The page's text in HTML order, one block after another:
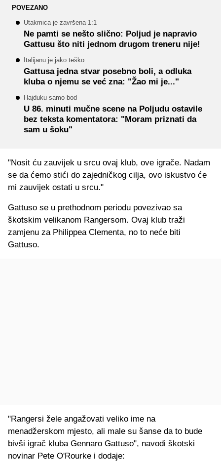
POVEZANO
Utakmica je završena 1:1
Ne pamti se nešto slično: Poljud je napravio
Gattusu što niti jednom drugom treneru nije!
Italijanu je jako teško
Gattusa jedna stvar posebno boli, a odluka
kluba o njemu se već zna: "Žao mi je..."
Hajduku samo bod
U 86. minuti mučne scene na Poljudu ostavile
bez teksta komentatora: "Moram priznati da
sam u šoku"
"Nosit ću zauvijek u srcu ovaj klub, ove igrače. Nadam
se da ćemo stići do zajedničkog cilja, ovo iskustvo će
mi zauvijek ostati u srcu."
Gattuso se u prethodnom periodu povezivao sa
škotskim velikanom Rangersom. Ovaj klub traži
zamjenu za Philippea Clementa, no to neće biti
Gattuso.
"Rangersi žele angažovati veliko ime na
menadžerskom mjesto, ali male su šanse da to bude
bivši igrač kluba Gennaro Gattuso", navodi škotski
novinar Pete O'Rourke i dodaje: